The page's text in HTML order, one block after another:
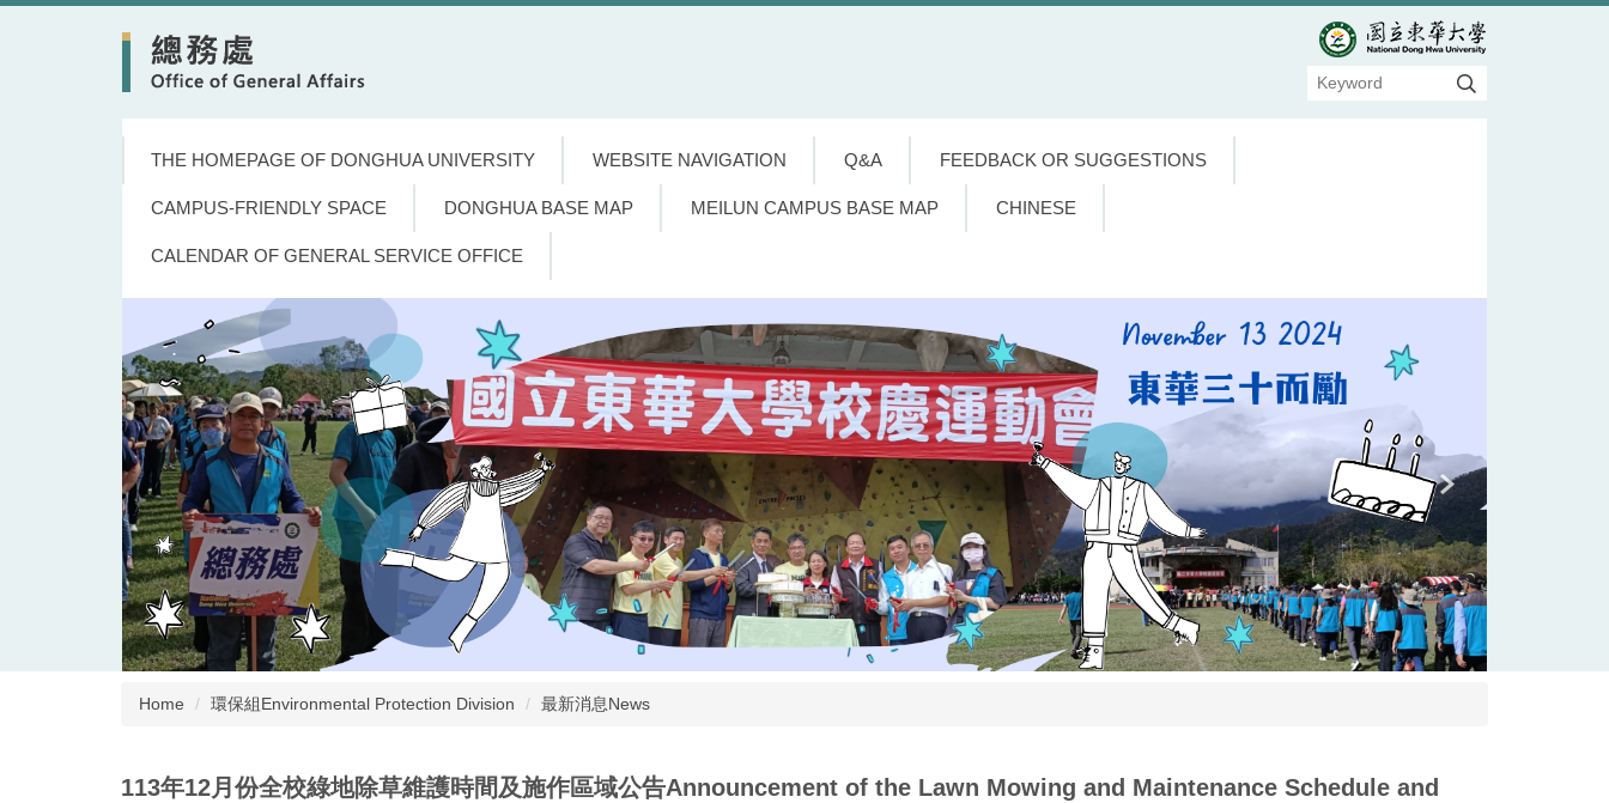
THE HOMEPAGE OF DONGHUA UNIVERSITY WEBSITE NAVIGATION Q&A FEEDBACK OR SUGGESTIONS
CAMPUS-FRIENDLY SPACE DONGHUA BASE MAP MEILUN CAMPUS BASE MAP CHINESE
CALENDAR OF GENERAL SERVICE OFFICE
Home 環保組Environmental Protection Division 最新消息News
113年12月份全校綠地除草維護時間及施作區域公告Announcement of the Lawn Mowing and Maintenance Schedule and